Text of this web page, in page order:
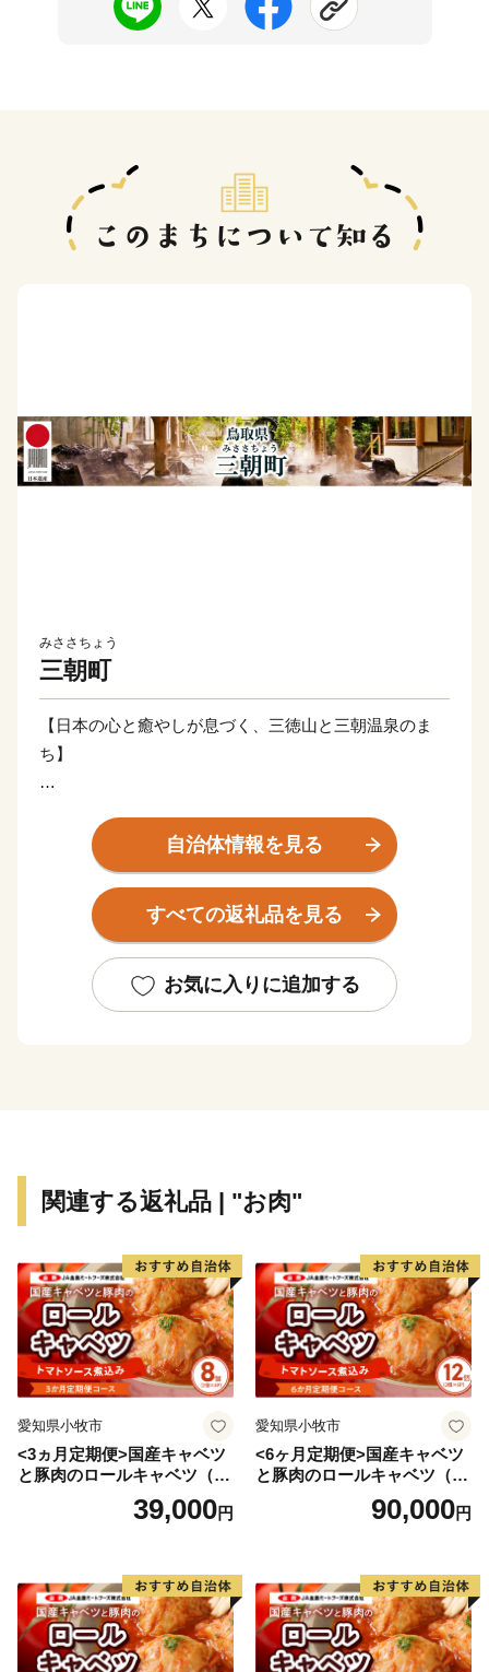
みささちょう
三朝町
【日本の心と癒やしが息づく、三徳山と三朝温泉のま
ち】
に包まれた湯と山の町です。町の主な産業は「観光」と
「農林業」です。
観光では、世界屈指のラドン含有量を誇り、古くから湯
治の名湯として親しまれる「三朝温泉」や、国宝・投入
これらは日本遺産にも認定された本町が誇るべき資源で
あり、訪れる方々の心を深く癒やす場所として恵みをも
自治体情報を見る
すべての返礼品を見る
お気に入りに追加する
関連する返礼品 | "お肉"
愛知県小牧市
<3ヵ月定期便>国産キャベツ
と豚肉のロールキャベツ（4P
39,000円
愛知県小牧市
<6ヶ月定期便>国産キャベツ
と豚肉のロールキャベツ（6P
90,000円